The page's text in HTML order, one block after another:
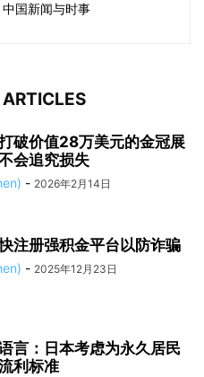
国新闻与时事
破价值28万美元的金冠展
会追究损失
- 2026年2月14日
注册强积金平台以防诈骗
- 2025年12月23日
言：日本考虑为永久居民
利标准